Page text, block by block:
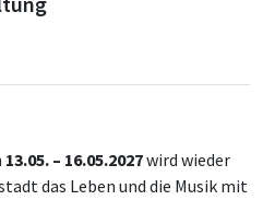
13.05. – 16.05.2027wird wieder
das Leben und die Musik mit